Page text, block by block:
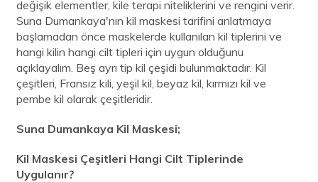
değişik elementler, kile terapi niteliklerini ve rengini verir.
Suna Dumankaya'nın kil maskesi tarifini anlatmaya
başlamadan önce maskelerde kullanılan kil tiplerini ve
hangi kilin hangi cilt tipleri için uygun olduğunu
açıklayalım. Beş ayrı tip kil çeşidi bulunmaktadır. Kil
çeşitleri, Fransız kili, yeşil kil, beyaz kil, kırmızı kil ve
pembe kil olarak çeşitleridir.
Suna Dumankaya Kil Maskesi;
Kil Maskesi Çeşitleri Hangi Cilt Tiplerinde
Uygulanır?